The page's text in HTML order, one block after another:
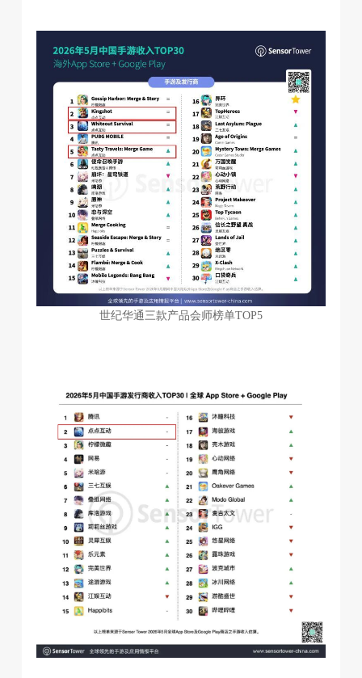
世纪华通三款产品会师榜单TOP5